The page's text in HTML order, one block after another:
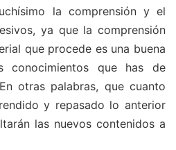
la comprensión y el
ya que la comprensión
que procede es una buena
conocimientos que has de
otras palabras, que cuanto
y repasado lo anterior
las nuevos contenidos a